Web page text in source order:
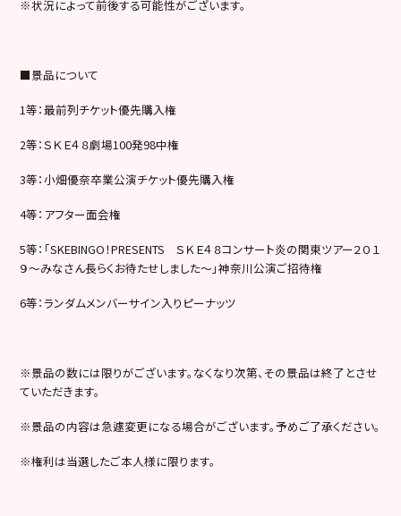
※状況によって前後する可能性がございます。
■景品について
1等：最前列チケット優先購入権
2等：ＳＫＥ４８劇場100発98中権
3等：小畑優奈卒業公演チケット優先購入権
4等：アフター面会権
5等：「SKEBINGO！PRESENTS ＳＫＥ４８コンサート炎の関東ツアー２０１
９～みなさん長らくお待たせしました～」神奈川公演ご招待権
6等：ランダムメンバーサイン入りピーナッツ
※景品の数には限りがございます。なくなり次第、その景品は終了とさせ
ていただきます。
※景品の内容は急遽変更になる場合がございます。予めご了承ください。
※権利は当選したご本人様に限ります。